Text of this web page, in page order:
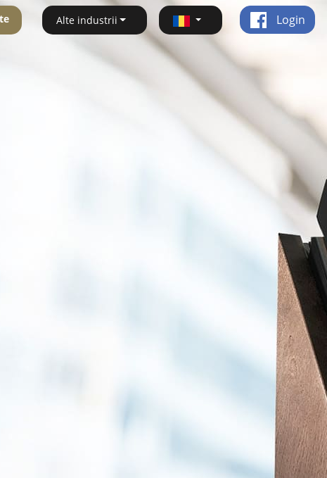
Alte industrii Login